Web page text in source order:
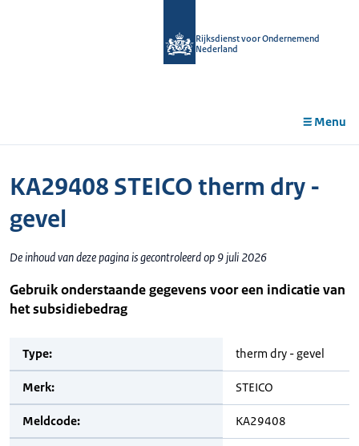
Rijksdienst voor Ondernemend
Nederland
Menu
KA29408 STEICO therm dry -
gevel
De inhoud van deze pagina is gecontroleerd op 9 juli 2026
Gebruik onderstaande gegevens voor een indicatie van
het subsidiebedrag
Type: therm dry - gevel
Merk: STEICO
Meldcode: KA29408